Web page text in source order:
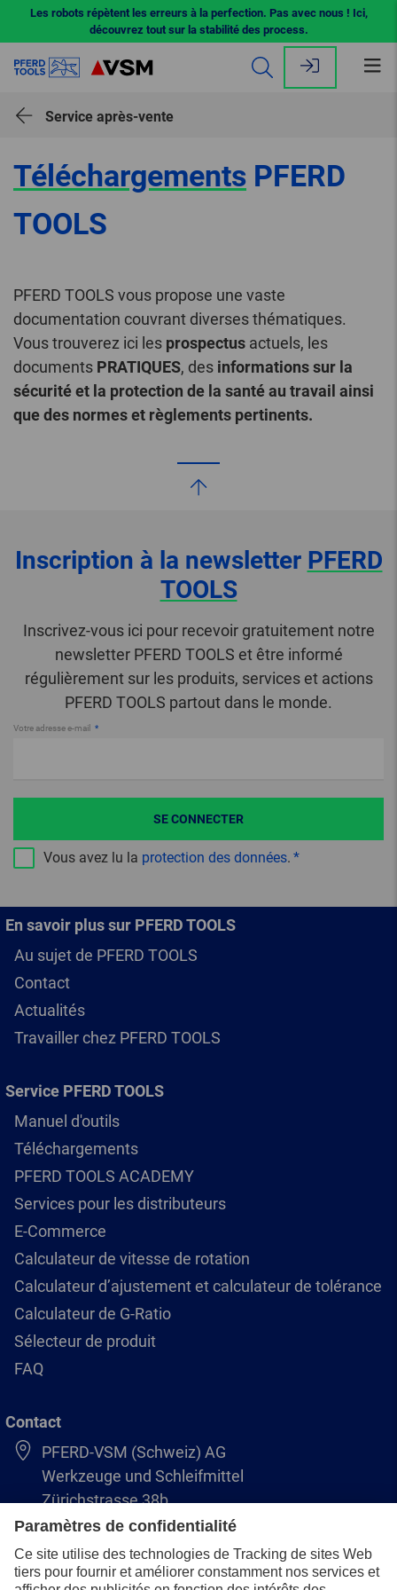
Les robots répètent les erreurs à la perfection. Pas avec nous ! Ici,
découvrez tout sur la stabilité des process.
Service après-vente
Téléchargements PFERD
TOOLS
PFERD TOOLS vous propose une vaste
documentation couvrant diverses thématiques.
Vous trouverez ici les prospectus actuels, les
documents PRATIQUES, des informations sur la
sécurité et la protection de la santé au travail ainsi
que des normes et règlements pertinents.
Inscription à la newsletter PFERD
TOOLS
Inscrivez-vous ici pour recevoir gratuitement notre
newsletter PFERD TOOLS et être informé
régulièrement sur les produits, services et actions
PFERD TOOLS partout dans le monde.
Votre adresse e-mail
Vous avez lu la protection des données.
SE CONNECTER
En savoir plus sur PFERD TOOLS
Au sujet de PFERD TOOLS
Contact
Actualités
Travailler chez PFERD TOOLS
Service PFERD TOOLS
Manuel d'outils
Téléchargements
PFERD TOOLS ACADEMY
Services pour les distributeurs
E-Commerce
Calculateur de vitesse de rotation
Calculateur d’ajustement et calculateur de tolérance
Calculateur de G-Ratio
Sélecteur de produit
FAQ
Contact
PFERD-VSM (Schweiz) AG
Werkzeuge und Schleifmittel
Zürichstrasse 38b
8306 Brüttisellen
+41 44 805 2828